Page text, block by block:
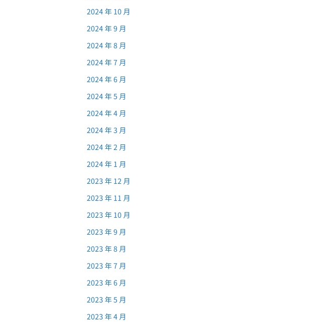
2024 年 10 月
2024 年 9 月
2024 年 8 月
2024 年 7 月
2024 年 6 月
2024 年 5 月
2024 年 4 月
2024 年 3 月
2024 年 2 月
2024 年 1 月
2023 年 12 月
2023 年 11 月
2023 年 10 月
2023 年 9 月
2023 年 8 月
2023 年 7 月
2023 年 6 月
2023 年 5 月
2023 年 4 月